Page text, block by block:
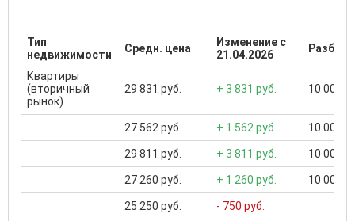
Тип
недвижимости
Средн. цена
Изменение с
21.04.2026
Квартиры
(вторичный
рынок)
29 831 руб. + 3 831 руб. 10 000
27 562 руб. + 1 562 руб. 10 000
29 811 руб. + 3 811 руб. 10 000
27 260 руб. + 1 260 руб. 10 000
25 250 руб. - 750 руб.